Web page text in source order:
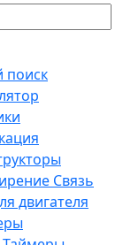
поиск
Связь
двигателя